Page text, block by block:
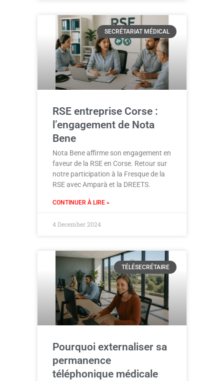
SECRÉTARIAT MÉDICAL
RSE entreprise Corse :
l’engagement de Nota
Bene
Nota Bene affirme son engagement en
faveur de la RSE en Corse. Retour sur
notre participation à la Fresque de la
RSE avec Amparà et la DREETS.
CONTINUER À LIRE »
4 December 2024
TÉLÉSECRÉTAIRE
Pourquoi externaliser sa
permanence
téléphonique médicale